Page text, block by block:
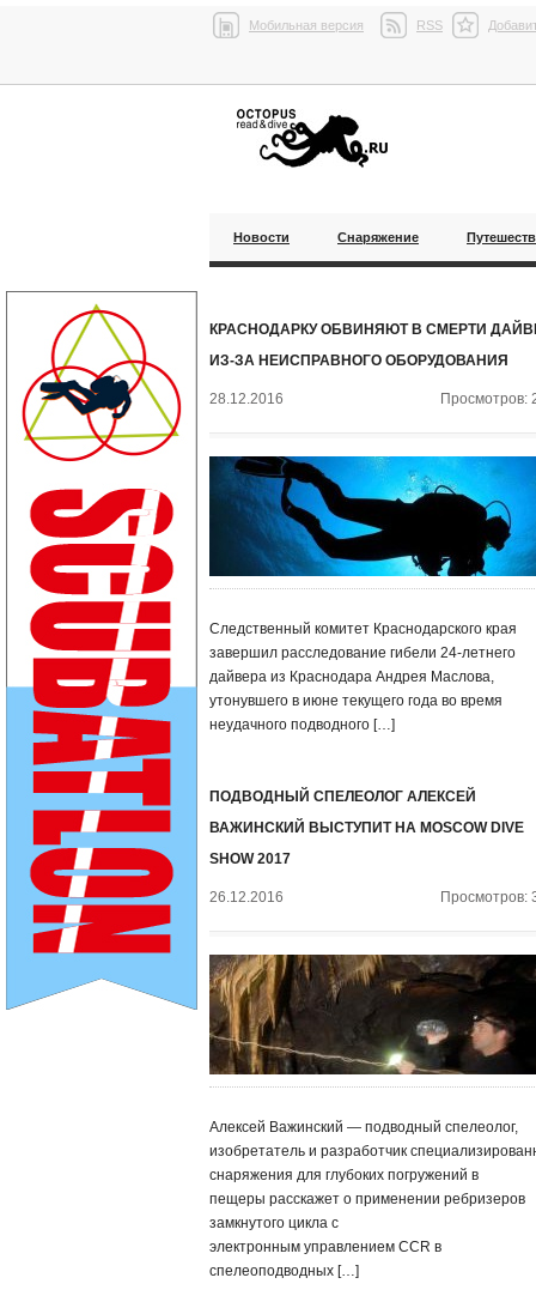
Мобильная версия RSS
Новости Снаряжение
КРАСНОДАРКУ ОБВИНЯЮТ В СМЕРТИ
ИЗ-ЗА НЕИСПРАВНОГО ОБОРУДОВАНИЯ
28.12.2016 Просмотров:
Следственный комитет Краснодарского края
завершил расследование гибели 24-летнего
дайвера из Краснодара Андрея Маслова,
утонувшего в июне текущего года во время
неудачного подводного […]
ПОДВОДНЫЙ СПЕЛЕОЛОГ АЛЕКСЕЙ
ВАЖИНСКИЙ ВЫСТУПИТ НА MOSCOW DIVE
SHOW 2017
26.12.2016 Просмотров:
Алексей Важинский — подводный спелеолог,
изобретатель и разработчик
снаряжения для глубоких погружений в
пещеры расскажет о применении ребризеров
замкнутого цикла с
электронным управлением CCR в
спелеоподводных […]